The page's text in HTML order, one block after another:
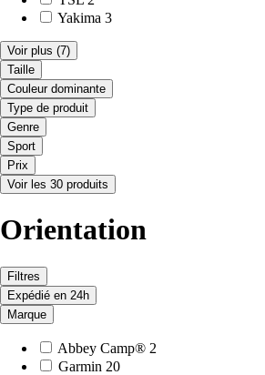
Yakima 3
Voir plus (7)
Taille
Couleur dominante
Type de produit
Genre
Sport
Prix
Voir les 30 produits
Orientation
Filtres
Expédié en 24h
Marque
Abbey Camp® 2
Garmin 20